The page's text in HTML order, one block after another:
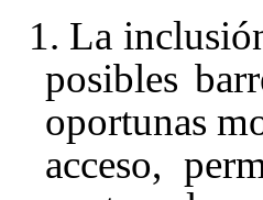
1. La
posibles
oportunas
acceso,